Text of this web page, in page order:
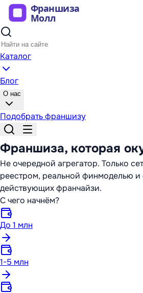
Каталог
Блог
О нас
Подобрать франшизу
Франшиза, которая
Не очередной агрегатор. Только
реестром, реальной финмоделью и
действующих франчайзи.
С чего начнём?
До 1 млн
1-5 млн